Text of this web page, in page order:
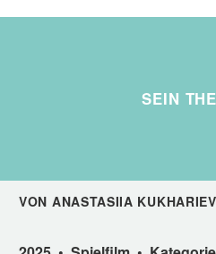
SEIN
VON ANASTASIIA